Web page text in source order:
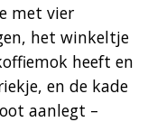
met vier
het winkeltje
heeft en
en de kade
aanlegt –